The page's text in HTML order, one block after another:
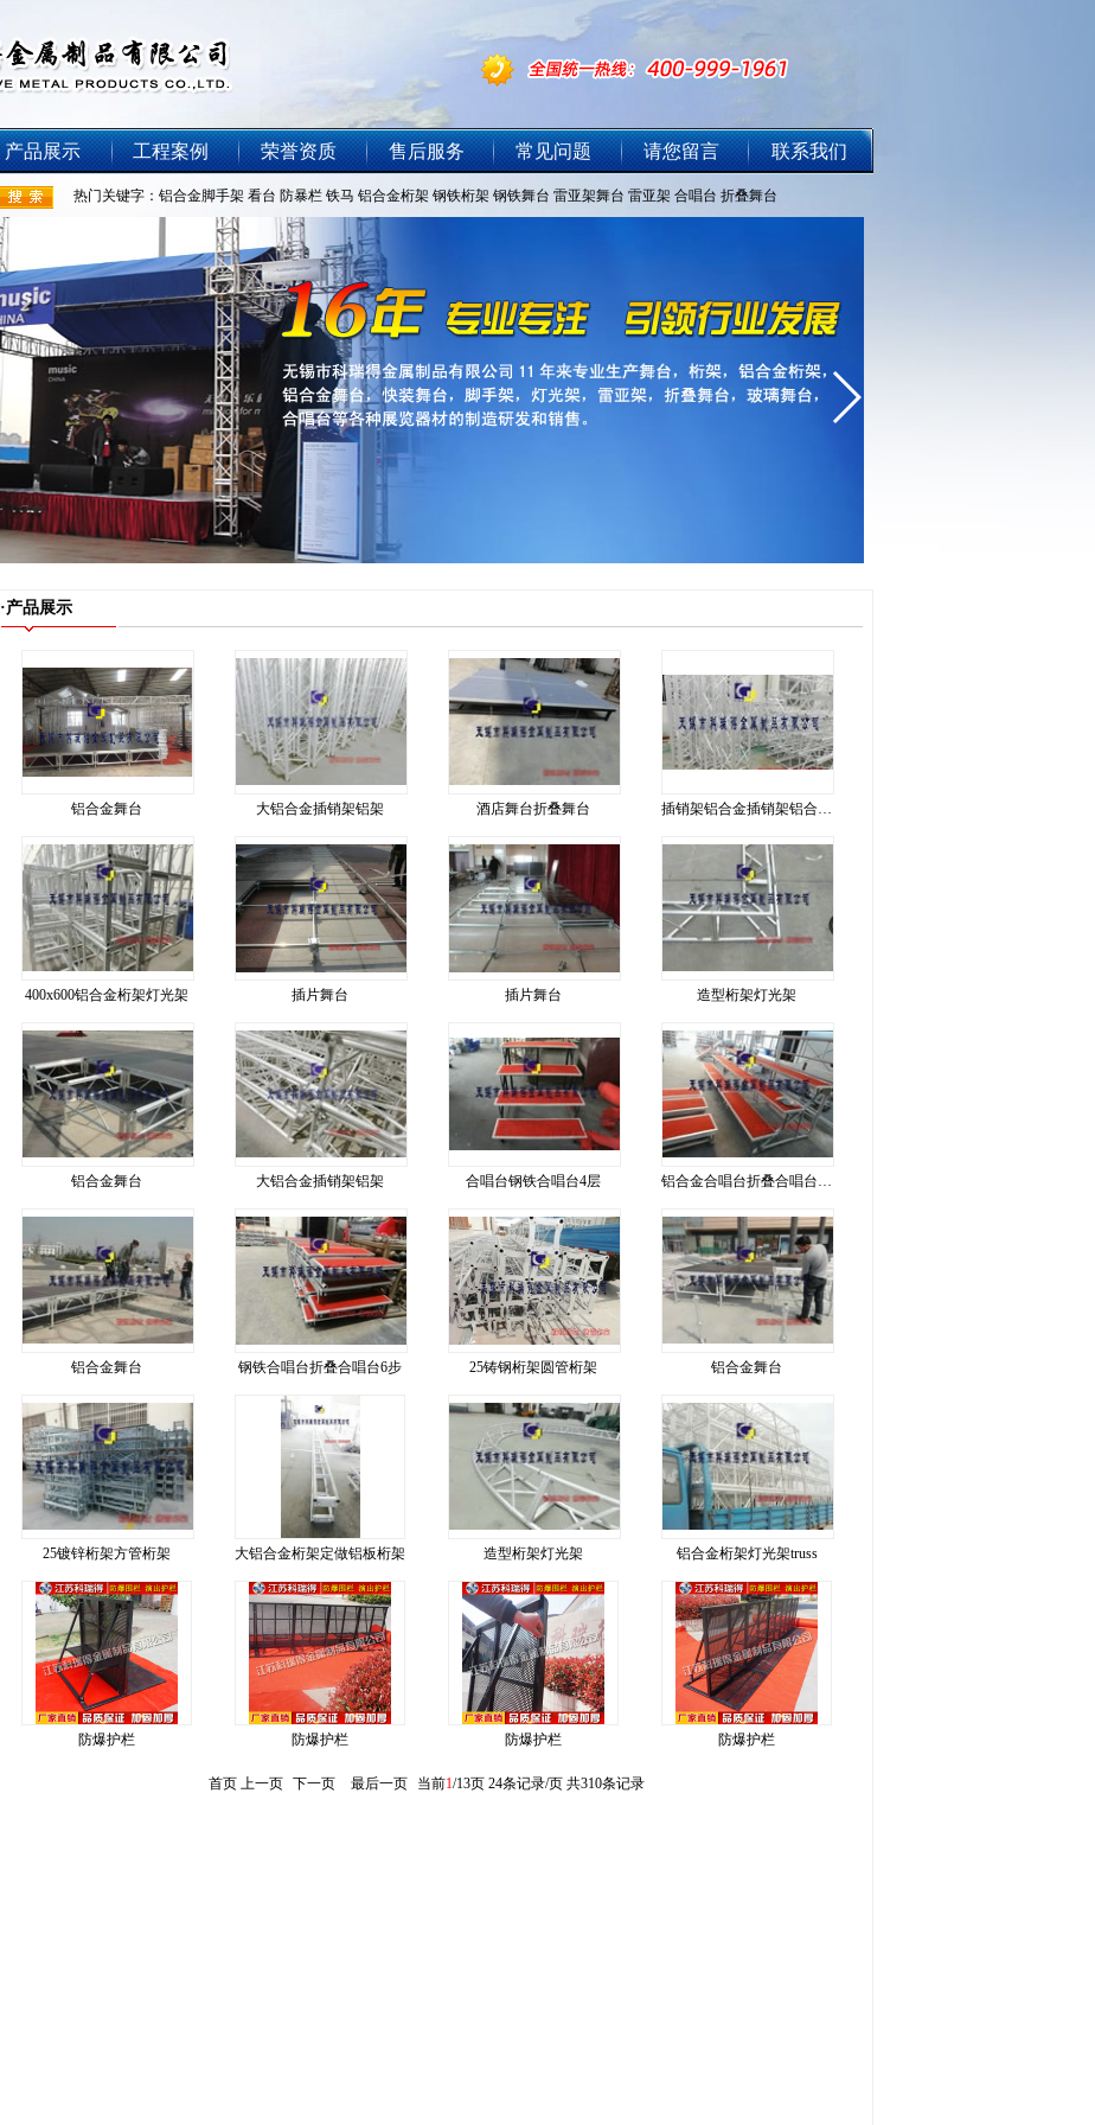
产品展示 工程案例 荣誉资质 售后服务 常见问题 请您留言 联系我们
热门关键字： 铝合金脚手架 看台 防暴栏 铁马 铝合金桁架 钢铁桁架 钢铁舞台 雷亚架舞台 雷亚架 合唱台 折叠舞台
·产品展示
铝合金舞台 大铝合金插销架铝架 酒店舞台折叠舞台 插销架铝合金插销架铝合金桁架
400x600铝合金桁架灯光架 插片舞台 插片舞台 造型桁架灯光架
铝合金舞台 大铝合金插销架铝架 合唱台钢铁合唱台4层 铝合金合唱台折叠合唱台新式合唱台
铝合金舞台 钢铁合唱台折叠合唱台6步 25铸钢桁架圆管桁架 铝合金舞台
25镀锌桁架方管桁架 大铝合金桁架定做铝板桁架 造型桁架灯光架 铝合金桁架灯光架truss
防爆护栏 防爆护栏 防爆护栏 防爆护栏
首页 上一页 下一页 最后一页 当前1/13页 24条记录/页 共310条记录